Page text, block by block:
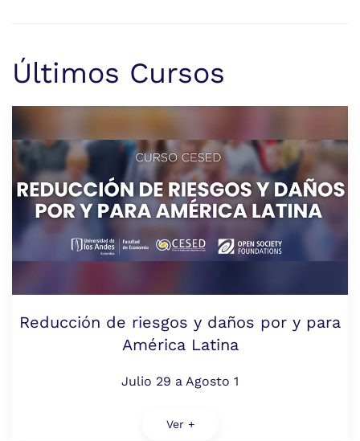
Últimos Cursos
Reducción de riesgos y daños por y para
América Latina
Julio 29 a Agosto 1
Ver +